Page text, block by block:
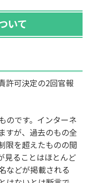
いて
許可決定の2回官報
のです。インターネ
すが、過去のもの全
限を超えたものの閲
見ることはほとんど
などが掲載される